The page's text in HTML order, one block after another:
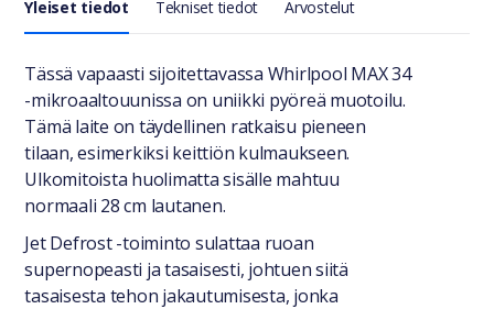
Yleiset tiedot Tekniset tiedot Arvostelut
Yleiset tiedot
Tässä vapaasti sijoitettavassa Whirlpool MAX 34
-mikroaaltouunissa on uniikki pyöreä muotoilu.
Tämä laite on täydellinen ratkaisu pieneen
tilaan, esimerkiksi keittiön kulmaukseen.
Ulkomitoista huolimatta sisälle mahtuu
normaali 28 cm lautanen.
Jet Defrost -toiminto sulattaa ruoan
supernopeasti ja tasaisesti, johtuen siitä
tasaisesta tehon jakautumisesta, jonka